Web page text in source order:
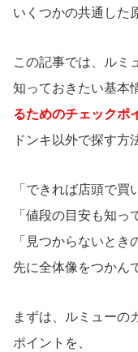
いくつかの共通した
この記事では、ルミ
知っておきたい基本
るためのチェックポ
ドンキ以外で探す方
「できれば店頭で買
「値段の目安も知っ
「見つからないとき
先に全体像をつかん
まずは、ルミューの
ポイントを、